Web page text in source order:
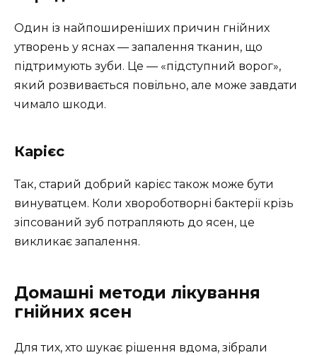
Один із найпоширеніших причин гнійних
утворень у яснах — запалення тканин, що
підтримують зуби. Це — «підступний ворог»,
який розвивається повільно, але може завдати
чимало шкоди.
Карієс
Так, старий добрий карієс також може бути
винуватцем. Коли хвороботворні бактерії крізь
зіпсований зуб потрапляють до ясен, це
викликає запалення.
Домашні методи лікування
гнійних ясен
Для тих, хто шукає рішення вдома, зібрали